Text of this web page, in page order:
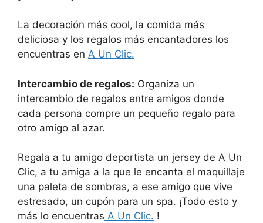
La decoración más cool, la comida más
deliciosa y los regalos más encantadores los
encuentras en A Un Clic.
Intercambio de regalos: Organiza un
intercambio de regalos entre amigos donde
cada persona compre un pequeño regalo para
otro amigo al azar.
Regala a tu amigo deportista un jersey de A Un
Clic, a tu amiga a la que le encanta el maquillaje
una paleta de sombras, a ese amigo que vive
estresado, un cupón para un spa. ¡Todo esto y
más lo encuentras A Un Clic. !